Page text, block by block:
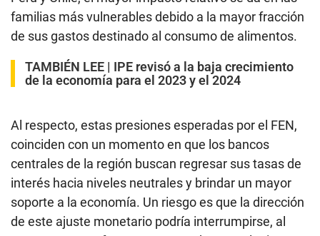
familias más vulnerables debido a la mayor fracción
de sus gastos destinado al consumo de alimentos.
TAMBIÉN LEE | IPE revisó a la baja crecimiento
de la economía para el 2023 y el 2024
Al respecto, estas presiones esperadas por el FEN,
coinciden con un momento en que los bancos
centrales de la región buscan regresar sus tasas de
interés hacia niveles neutrales y brindar un mayor
soporte a la economía. Un riesgo es que la dirección
de este ajuste monetario podría interrumpirse, al